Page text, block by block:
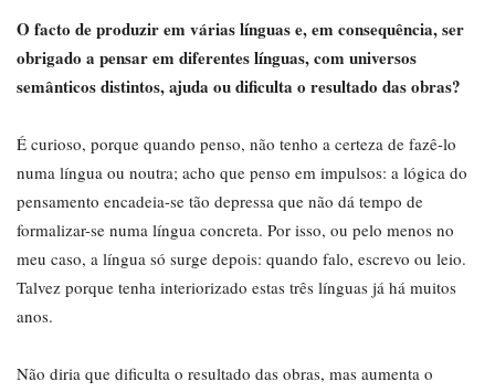
O facto de produzir em várias línguas e, em consequência, ser
obrigado a pensar em diferentes línguas, com universos
semânticos distintos, ajuda ou dificulta o resultado das obras?
É curioso, porque quando penso, não tenho a certeza de fazê-lo
numa língua ou noutra; acho que penso em impulsos: a lógica do
pensamento encadeia-se tão depressa que não dá tempo de
formalizar-se numa língua concreta. Por isso, ou pelo menos no
meu caso, a língua só surge depois: quando falo, escrevo ou leio.
Talvez porque tenha interiorizado estas três línguas já há muitos
anos.
Não diria que dificulta o resultado das obras, mas aumenta o